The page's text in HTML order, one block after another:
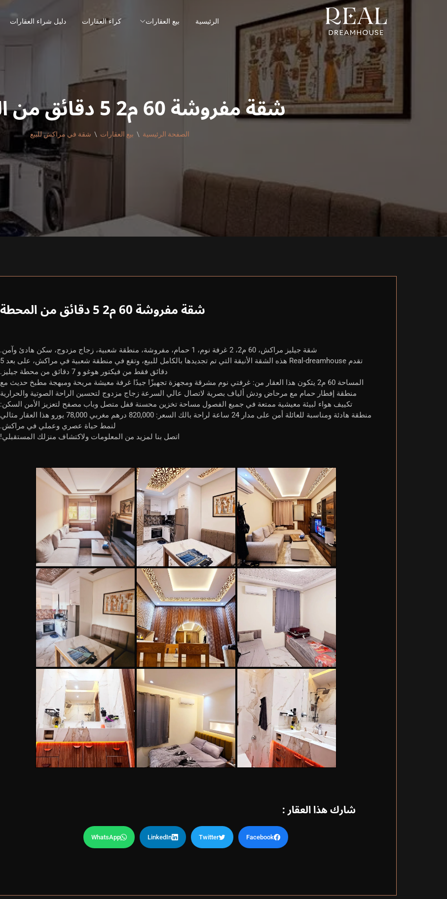
الرئيسية بيع العقارات كراء العقارات دليل شراء العقارات
شقة مفروشة 60 م2 5 دقائق من المحطة
الصفحة الرئيسية بيع العقارات شقة في مراكش للبيع
شقة مفروشة 60 م2 5 دقائق من المحطة
شقة جيليز مراكش، 60 م2، 2 غرفة نوم، 1 حمام، مفروشة، منطقة شعبية، زجاج مزدوج، سكن هادئ وآمن.
تقدم Real-dreamhouse هذه الشقة الأنيقة التي تم تجديدها بالكامل للبيع، وتقع في منطقة شعبية في مراكش، على بعد 5
دقائق فقط من فيكتور هوغو و 7 دقائق من محطة جيليز.
المساحة 60 م2 يتكون هذا العقار من: غرفتي نوم مشرقة ومجهزة تجهيزًا جيدًا غرفة معيشة مريحة ومبهجة مطبخ حديث مع
منطقة إفطار حمام مع مرحاض ودش ألياف بصرية لاتصال عالي السرعة زجاج مزدوج لتحسين الراحة الصوتية والحرارية
تكييف هواء لبيئة معيشية ممتعة في جميع الفصول مساحة تخزين محسنة قفل متصل وباب مصفح لتعزيز الأمن السكن:
منطقة هادئة ومناسبة للعائلة أمن على مدار 24 ساعة لراحة بالك السعر: 820,000 درهم مغربي 78,000 يورو هذا العقار مثالي
لنمط حياة عصري وعملي في مراكش.
اتصل بنا لمزيد من المعلومات ولاكتشاف منزلك المستقبلي!
شارك هذا العقار :
Facebook
Twitter
LinkedIn
WhatsApp